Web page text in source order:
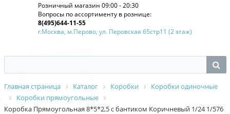
Розничный магазин 09:00 - 20:30
Вопросы по ассортименту в рознице:
8(495)644-11-55
г.Москва, м.Перово, ул. Перовская 65стр11 (2 этаж)
Главная страница Каталог Коробки
Коробки одиночные
Коробки прямоугольные
Коробка Прямоугольная 8*5*2,5 с бантиком Коричневый 1/24 1/576